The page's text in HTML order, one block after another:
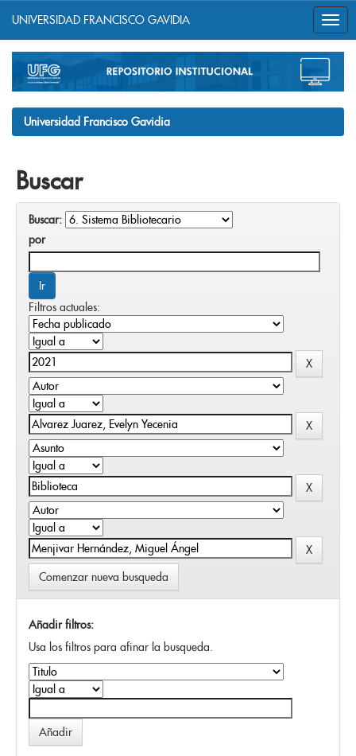
navigation
UNIVERSIDAD FRANCISCO GAVIDIA
Universidad Francisco Gavidia
Buscar
Buscar:
por
Filtros actuales:
Comenzar nueva busqueda
Añadir filtros:
Usa los filtros para afinar la busqueda.